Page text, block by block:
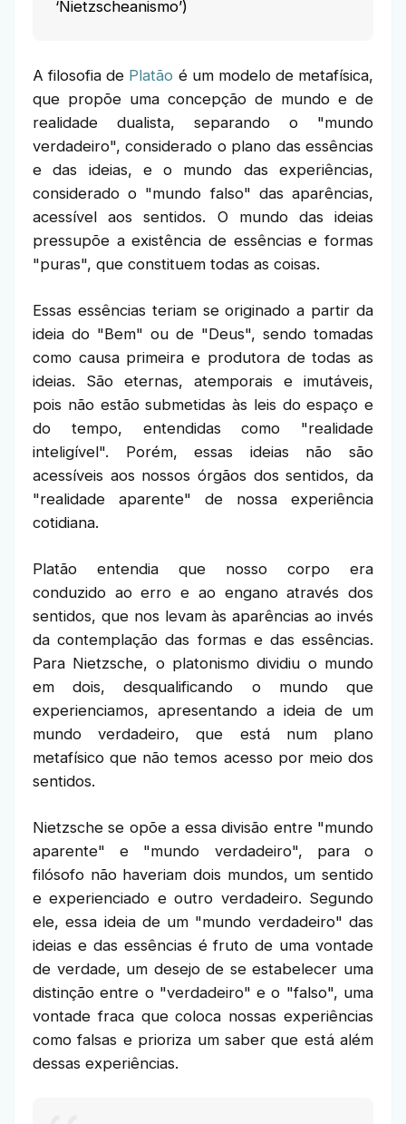
‘Nietzscheanismo’)
A filosofia de Platão é um modelo de metafísica,
que propõe uma concepção de mundo e de
realidade dualista, separando o "mundo
verdadeiro", considerado o plano das essências
e das ideias, e o mundo das experiências,
considerado o "mundo falso" das aparências,
acessível aos sentidos. O mundo das ideias
pressupõe a existência de essências e formas
"puras", que constituem todas as coisas.
Essas essências teriam se originado a partir da
ideia do "Bem" ou de "Deus", sendo tomadas
como causa primeira e produtora de todas as
ideias. São eternas, atemporais e imutáveis,
pois não estão submetidas às leis do espaço e
do tempo, entendidas como "realidade
inteligível". Porém, essas ideias não são
acessíveis aos nossos órgãos dos sentidos, da
"realidade aparente" de nossa experiência
cotidiana.
Platão entendia que nosso corpo era
conduzido ao erro e ao engano através dos
sentidos, que nos levam às aparências ao invés
da contemplação das formas e das essências.
Para Nietzsche, o platonismo dividiu o mundo
em dois, desqualificando o mundo que
experienciamos, apresentando a ideia de um
mundo verdadeiro, que está num plano
metafísico que não temos acesso por meio dos
sentidos.
Nietzsche se opõe a essa divisão entre "mundo
aparente" e "mundo verdadeiro", para o
filósofo não haveriam dois mundos, um sentido
e experienciado e outro verdadeiro. Segundo
ele, essa ideia de um "mundo verdadeiro" das
ideias e das essências é fruto de uma vontade
de verdade, um desejo de se estabelecer uma
distinção entre o "verdadeiro" e o "falso", uma
vontade fraca que coloca nossas experiências
como falsas e prioriza um saber que está além
dessas experiências.